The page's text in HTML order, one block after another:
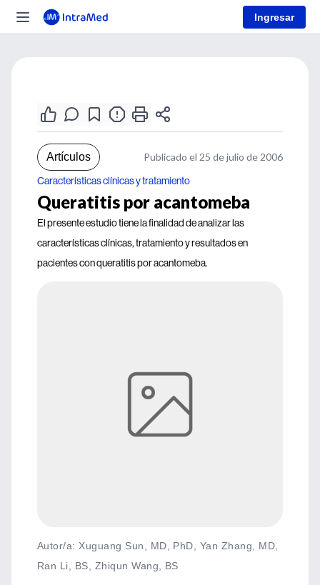
Ingresar
Artículos Publicado el 25 de julio de 2006
Características clínicas y tratamiento
Queratitis por acantomeba
El presente estudio tiene la finalidad de analizar las
características clínicas, tratamiento y resultados en
pacientes con queratitis por acantomeba.
Autor/a: Xuguang Sun, MD, PhD, Yan Zhang, MD,
Ran Li, BS, Zhiqun Wang, BS